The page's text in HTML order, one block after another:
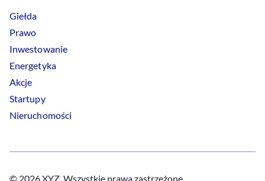
Giełda
Prawo
Inwestowanie
Energetyka
Akcje
Startupy
Nieruchomości
© 2026 XYZ. Wszystkie prawa zastrzeżone